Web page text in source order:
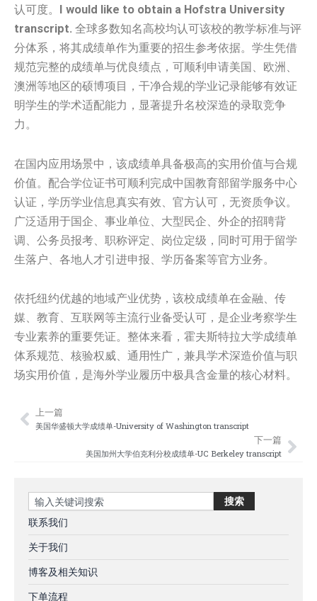
认可度。 I would like to obtain a Hofstra University
transcript. 全球多数知名高校均认可该校的教学标准与评
分体系，将其成绩单作为重要的招生参考依据。学生凭借
规范完整的成绩单与优良绩点，可顺利申请美国、欧洲、
澳洲等地区的硕博项目，干净合规的学业记录能够有效证
明学生的学术适配能力，显著提升名校深造的录取竞争
力。
在国内应用场景中，该成绩单具备极高的实用价值与合规
价值。配合学位证书可顺利完成中国教育部留学服务中心
认证，学历学业信息真实有效、官方认可，无资质争议。
广泛适用于国企、事业单位、大型民企、外企的招聘背
调、公务员报考、职称评定、岗位定级，同时可用于留学
生落户、各地人才引进申报、学历备案等官方业务。
依托纽约优越的地域产业优势，该校成绩单在金融、传
媒、教育、互联网等主流行业备受认可，是企业考察学生
专业素养的重要凭证。整体来看，霍夫斯特拉大学成绩单
体系规范、核验权威、通用性广，兼具学术深造价值与职
场实用价值，是海外学业履历中极具含金量的核心材料。
Prev
上一篇
美国华盛顿大学成绩单-University of Washington transcript
下一篇
美国加州大学伯克利分校成绩单-UC Berkeley transcript
Search 搜索
联系我们
关于我们
博客及相关知识
下单流程